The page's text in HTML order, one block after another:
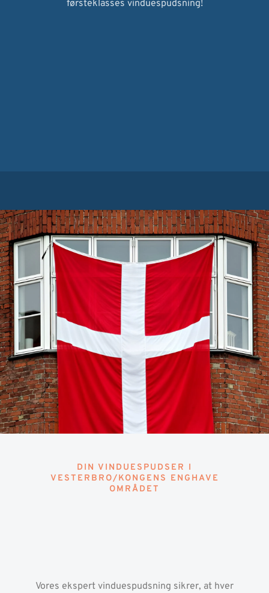
førsteklasses vinduespudsning!
DIN VINDUESPUDSER I
VESTERBRO/KONGENS ENGHAVE
OMRÅDET
Vores ekspert vinduespudsning sikrer, at hver